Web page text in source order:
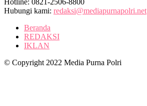
Hotline: 0821-2506-8800
Hubungi kami: redaksi@mediapurnapolri.net
Beranda
REDAKSI
IKLAN
© Copyright 2022 Media Purna Polri